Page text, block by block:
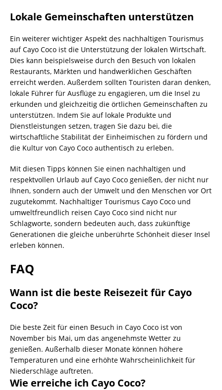
Lokale Gemeinschaften unterstützen
Ein weiterer wichtiger Aspekt des nachhaltigen Tourismus
auf Cayo Coco ist die Unterstützung der lokalen Wirtschaft.
Dies kann beispielsweise durch den Besuch von lokalen
Restaurants, Märkten und handwerklichen Geschäften
erreicht werden. Außerdem sollten Touristen daran denken,
lokale Führer für Ausflüge zu engagieren, um die Insel zu
erkunden und gleichzeitig die örtlichen Gemeinschaften zu
unterstützen. Indem Sie auf lokale Produkte und
Dienstleistungen setzen, tragen Sie dazu bei, die
wirtschaftliche Stabilität der Einheimischen zu fördern und
die Kultur von Cayo Coco authentisch zu erleben.
Mit diesen Tipps können Sie einen nachhaltigen und
respektvollen Urlaub auf Cayo Coco genießen, der nicht nur
Ihnen, sondern auch der Umwelt und den Menschen vor Ort
zugutekommt. Nachhaltiger Tourismus Cayo Coco und
umweltfreundlich reisen Cayo Coco sind nicht nur
Schlagworte, sondern bedeuten auch, dass zukünftige
Generationen die gleiche unberührte Schönheit dieser Insel
erleben können.
FAQ
Wann ist die beste Reisezeit für Cayo
Coco?
Die beste Zeit für einen Besuch in Cayo Coco ist von
November bis Mai, um das angenehmste Wetter zu
genießen. Außerhalb dieser Monate können höhere
Temperaturen und eine erhöhte Wahrscheinlichkeit für
Niederschläge auftreten.
Wie erreiche ich Cayo Coco?